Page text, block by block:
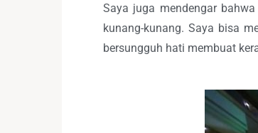
Saya juga mendengar
kunang-kunang. Saya bisa
bersungguh hati membuat